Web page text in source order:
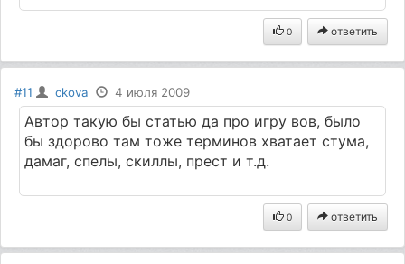
0 ответить
#11 ckova 4 июля 2009
Автор такую бы статью да про игру вов, было
бы здорово там тоже терминов хватает стума,
дамаг, спелы, скиллы, прест и т.д.
0 ответить